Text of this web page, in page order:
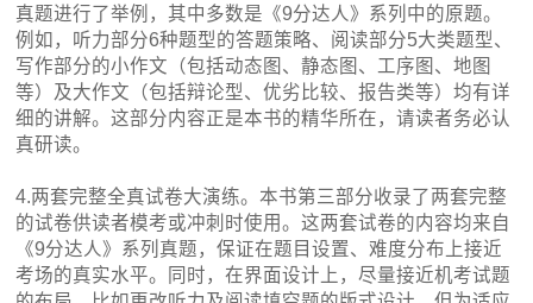
真题进行了举例，其中多数是《9分达人》系列中的原题。
例如，听力部分6种题型的答题策略、阅读部分5大类题型、
写作部分的小作文（包括动态图、静态图、工序图、地图
等）及大作文（包括辩论型、优劣比较、报告类等）均有详
细的讲解。这部分内容正是本书的精华所在，请读者务必认
真研读。
4.两套完整全真试卷大演练。本书第三部分收录了两套完整
的试卷供读者模考或冲刺时使用。这两套试卷的内容均来自
《9分达人》系列真题，保证在题目设置、难度分布上接近
考场的真实水平。同时，在界面设计上，尽量接近机考试题